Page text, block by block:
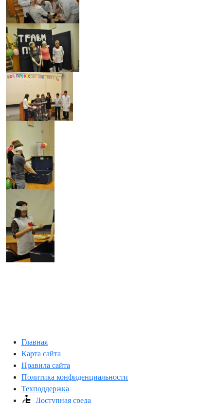
Главная
Карта сайта
Правила сайта
Политика конфиденциальности
Техподдержка
Доступная среда